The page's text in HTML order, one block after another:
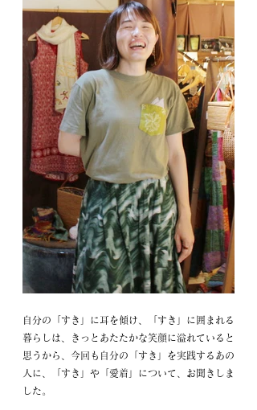
自分の「すき」に耳を傾け、「すき」に囲まれる
暮らしは、きっとあたたかな笑顔に溢れていると
思うから、今回も自分の「すき」を実践するあの
人に、「すき」や「愛着」について、お聞きしま
した。